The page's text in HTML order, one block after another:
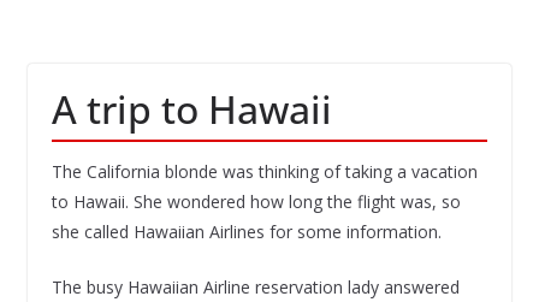
A trip to Hawaii
The California blonde was thinking of taking a vacation
to Hawaii. She wondered how long the flight was, so
she called Hawaiian Airlines for some information.
The busy Hawaiian Airline reservation lady answered